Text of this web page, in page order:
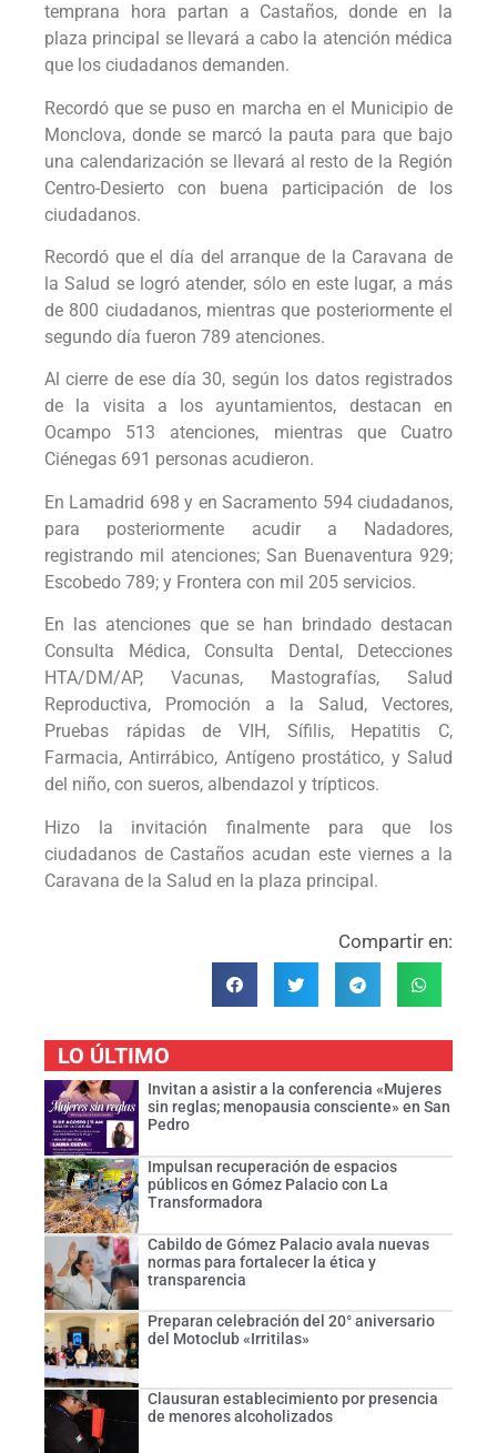
temprana hora partan a Castaños, donde en la
plaza principal se llevará a cabo la atención médica
que los ciudadanos demanden.
Recordó que se puso en marcha en el Municipio de
Monclova, donde se marcó la pauta para que bajo
una calendarización se llevará al resto de la Región
Centro-Desierto con buena participación de los
ciudadanos.
Recordó que el día del arranque de la Caravana de
la Salud se logró atender, sólo en este lugar, a más
de 800 ciudadanos, mientras que posteriormente el
segundo día fueron 789 atenciones.
Al cierre de ese día 30, según los datos registrados
de la visita a los ayuntamientos, destacan en
Ocampo 513 atenciones, mientras que Cuatro
Ciénegas 691 personas acudieron.
En Lamadrid 698 y en Sacramento 594 ciudadanos,
para posteriormente acudir a Nadadores,
registrando mil atenciones; San Buenaventura 929;
Escobedo 789; y Frontera con mil 205 servicios.
En las atenciones que se han brindado destacan
Consulta Médica, Consulta Dental, Detecciones
HTA/DM/AP, Vacunas, Mastografías, Salud
Reproductiva, Promoción a la Salud, Vectores,
Pruebas rápidas de VIH, Sífilis, Hepatitis C,
Farmacia, Antirrábico, Antígeno prostático, y Salud
del niño, con sueros, albendazol y trípticos.
Hizo la invitación finalmente para que los
ciudadanos de Castaños acudan este viernes a la
Caravana de la Salud en la plaza principal.
Compartir en:
LO ÚLTIMO
Invitan a asistir a la conferencia «Mujeres
sin reglas; menopausia consciente» en San
Pedro
Impulsan recuperación de espacios
públicos en Gómez Palacio con La
Transformadora
Cabildo de Gómez Palacio avala nuevas
normas para fortalecer la ética y
transparencia
Preparan celebración del 20° aniversario
del Motoclub «Irritilas»
Clausuran establecimiento por presencia
de menores alcoholizados